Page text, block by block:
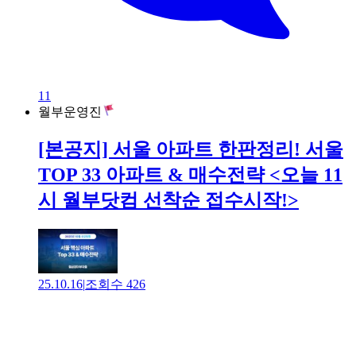
11
월부운영진
[본공지] 서울 아파트 한판정리! 서울
TOP 33 아파트 & 매수전략 <오늘 11
시 월부닷컴 선착순 접수시작!>
25.10.16|조회수 426